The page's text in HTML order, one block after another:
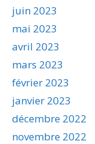
juin 2023
mai 2023
avril 2023
mars 2023
février 2023
janvier 2023
décembre 2022
novembre 2022